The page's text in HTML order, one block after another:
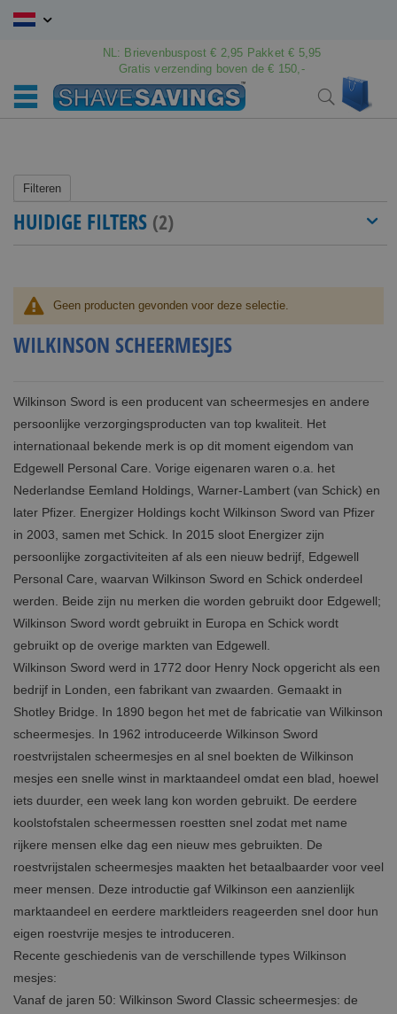
Ga
NL: Brievenbuspost € 2,95 Pakket € 5,95
Gratis verzending boven de € 150,-
Search
Geen producten gevonden voor deze selectie.
WILKINSON SCHEERMESJES
Wilkinson Sword is een producent van scheermesjes en andere
persoonlijke verzorgingsproducten van top kwaliteit. Het
internationaal bekende merk is op dit moment eigendom van
Edgewell Personal Care. Vorige eigenaren waren o.a. het
Nederlandse Eemland Holdings, Warner-Lambert (van Schick) en
later Pfizer. Energizer Holdings kocht Wilkinson Sword van Pfizer
in 2003, samen met Schick. In 2015 sloot Energizer zijn
persoonlijke zorgactiviteiten af als een nieuw bedrijf, Edgewell
Personal Care, waarvan Wilkinson Sword en Schick onderdeel
werden. Beide zijn nu merken die worden gebruikt door Edgewell;
Wilkinson Sword wordt gebruikt in Europa en Schick wordt
gebruikt op de overige markten van Edgewell.
Wilkinson Sword werd in 1772 door Henry Nock opgericht als een
bedrijf in Londen, een fabrikant van zwaarden. Gemaakt in
Shotley Bridge. In 1890 begon het met de fabricatie van Wilkinson
scheermesjes. In 1962 introduceerde Wilkinson Sword
roestvrijstalen scheermesjes en al snel boekten de Wilkinson
mesjes een snelle winst in marktaandeel omdat een blad, hoewel
iets duurder, een week lang kon worden gebruikt. De eerdere
koolstofstalen scheermessen roestten snel zodat met name
rijkere mensen elke dag een nieuw mes gebruikten. De
roestvrijstalen scheermesjes maakten het betaalbaarder voor veel
meer mensen. Deze introductie gaf Wilkinson een aanzienlijk
marktaandeel en eerdere marktleiders reageerden snel door hun
eigen roestvrije mesjes te introduceren.
Recente geschiedenis van de verschillende types Wilkinson
mesjes:
Vanaf de jaren 50: Wilkinson Sword Classic scheermesjes: de
Filteren
HUIDIGE FILTERS